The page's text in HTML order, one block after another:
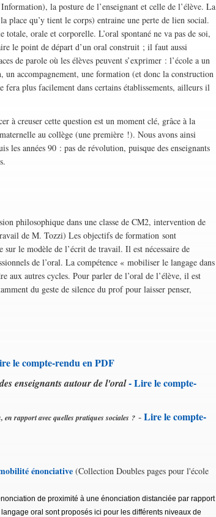
la posture de l’enseignant et celle de l’élève. La
place qu’y tient le corps) entraine une perte de lien social.
orale et corporelle. L’oral spontané ne va pas de soi,
le point de départ d’un oral construit ; il faut aussi
de parole où les élèves peuvent s’exprimer : l’école a un
un accompagnement, une formation (et donc la construction
fera plus facilement dans certains établissements, ailleurs il
à creuser cette question est un moment clé, grâce à la
au collège (une première !). Nous avons ainsi
les années 90 : pas de révolution, puisque des enseignants
philosophique dans une classe de CM2, intervention de
de M. Tozzi) Les objectifs de formation sont
sur le modèle de l’écrit de travail. Il est nécessaire de
de l’oral. La compétence « mobiliser le langage dans
aux autres cycles. Pour parler de l’oral de l’élève, il est
du geste de silence du prof pour laisser penser,
le compte-rendu en PDF
enseignants autour de l'oral- Lire le compte-
rapport avec quelles pratiques sociales ? -Lire le compte-
énonciative (Collection Doubles pages pour l'école
de proximité à une énonciation distanciée par rapport
oral sont proposés ici pour les différents niveaux de